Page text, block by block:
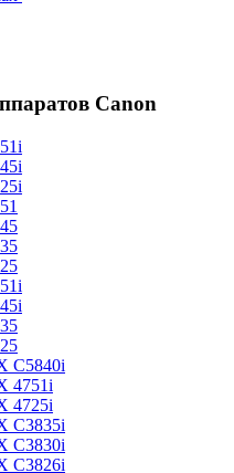
Canon
C5840i
4751i
4725i
C3835i
C3830i
C3826i